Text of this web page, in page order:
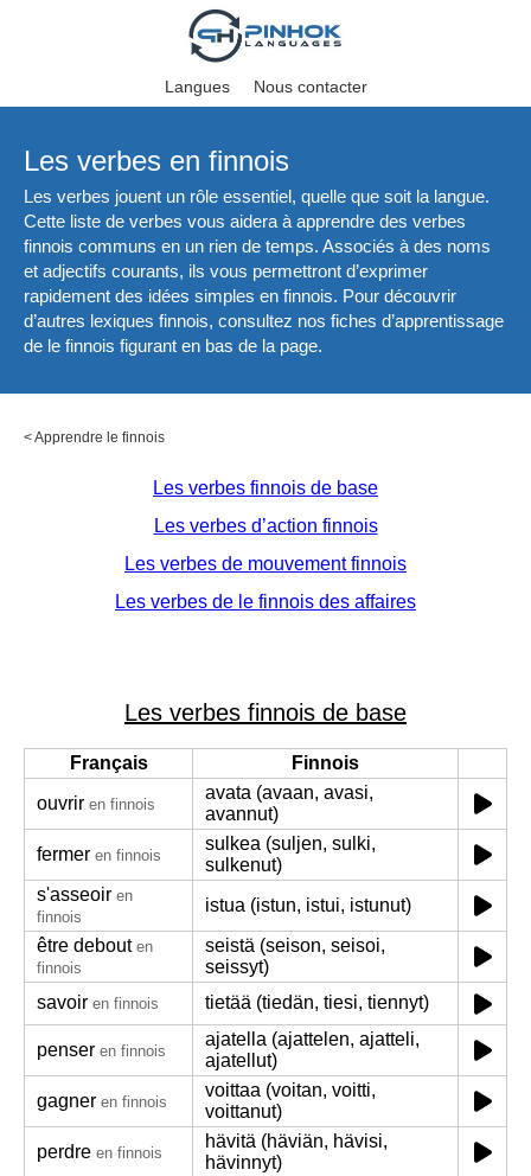
Langues Nous contacter
Les verbes en finnois
Les verbes jouent un rôle essentiel, quelle que soit la langue.
Cette liste de verbes vous aidera à apprendre des verbes
finnois communs en un rien de temps. Associés à des noms
et adjectifs courants, ils vous permettront d’exprimer
rapidement des idées simples en finnois. Pour découvrir
d’autres lexiques finnois, consultez nos fiches d’apprentissage
de le finnois figurant en bas de la page.
<Apprendre le finnois
Les verbes finnois de base
Les verbes d’action finnois
Les verbes de mouvement finnois
Les verbes de le finnois des affaires
Les verbes finnois de base
Français
Finnois
ouvrir en finnois
avata (avaan, avasi,
avannut)
fermer en finnois
sulkea (suljen, sulki,
sulkenut)
s'asseoir en
finnois
istua (istun, istui, istunut)
être debout en
finnois
seistä (seison, seisoi,
seissyt)
savoir en finnois tietää (tiedän, tiesi, tiennyt)
penser en finnois
ajatella (ajattelen, ajatteli,
ajatellut)
gagner en finnois
voittaa (voitan, voitti,
voittanut)
perdre en finnois
hävitä (häviän, hävisi,
hävinnyt)